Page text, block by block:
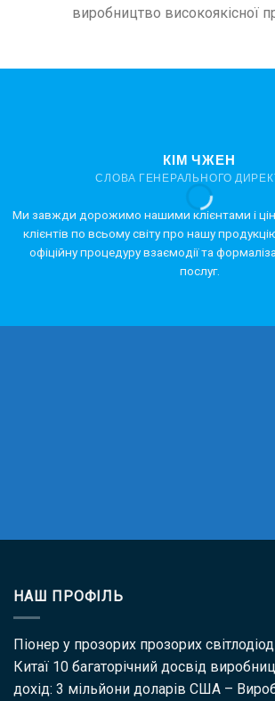
виробництво високоякісної
КІМ ЧЖЕН
СЛОВА ГЕНЕРАЛЬНОГО
Ми завжди дорожимо нашими клієнтами і
клієнтів по всьому світу про нашу
офіційну процедуру взаємодії та
послуг.
НАШ ПРОФІЛЬ
Піонер у прозорих прозорих
Китаї 10 багаторічний досвід
дохід: 3 мільйони доларів США –